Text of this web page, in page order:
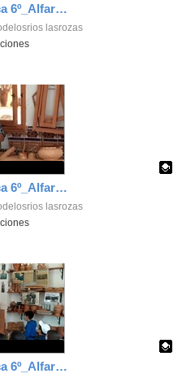
Inmersión Lingüística 6º_Alfareria_vídeo 3_CEIP FDLR_Las Rozas
lasrozas
Inmersión Lingüística 6º_Alfareria_vídeo 2_CEIP FDLR_Las Rozas
lasrozas
Inmersión Lingüística 6º_Alfareria_vídeo 1_CEIP FDLR_Las Rozas